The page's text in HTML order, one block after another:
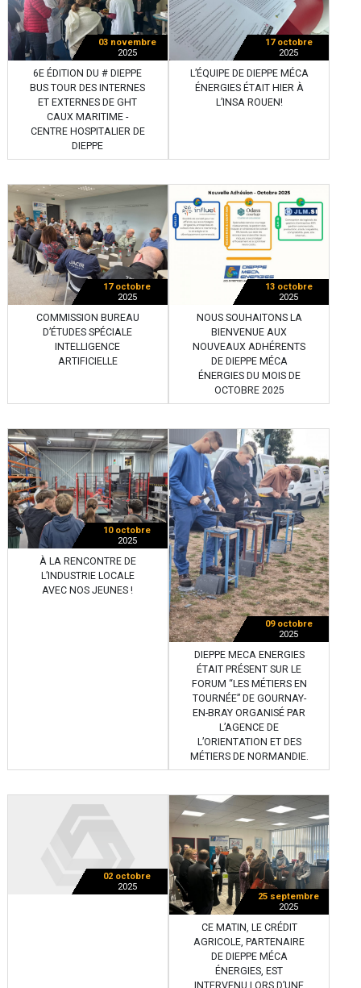
03 novembre
2025
6E ÉDITION DU # DIEPPE
BUS TOUR DES INTERNES
ET EXTERNES DE GHT
CAUX MARITIME -
CENTRE HOSPITALIER DE
DIEPPE
17 octobre
2025
L’ÉQUIPE DE DIEPPE MÉCA
ÉNERGIES ÉTAIT HIER À
L’INSA ROUEN!
17 octobre
2025
COMMISSION BUREAU
D’ÉTUDES SPÉCIALE
INTELLIGENCE
ARTIFICIELLE
13 octobre
2025
NOUS SOUHAITONS LA
BIENVENUE AUX
NOUVEAUX ADHÉRENTS
DE DIEPPE MÉCA
ÉNERGIES DU MOIS DE
OCTOBRE 2025
10 octobre
2025
À LA RENCONTRE DE
L’INDUSTRIE LOCALE
AVEC NOS JEUNES !
09 octobre
2025
DIEPPE MECA ENERGIES
ÉTAIT PRÉSENT SUR LE
FORUM “LES MÉTIERS EN
TOURNÉE” DE GOURNAY-
EN-BRAY ORGANISÉ PAR
L’AGENCE DE
L’ORIENTATION ET DES
MÉTIERS DE NORMANDIE.
02 octobre
2025
25 septembre
2025
CE MATIN, LE CRÉDIT
AGRICOLE, PARTENAIRE
DE DIEPPE MÉCA
ÉNERGIES, EST